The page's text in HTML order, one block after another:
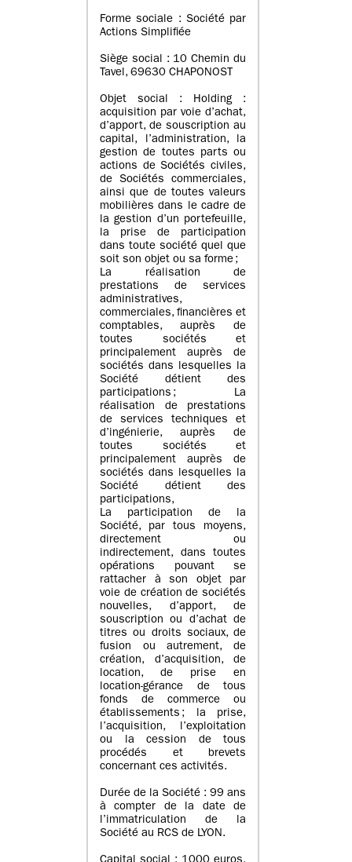
Forme sociale : Société par
Actions Simplifiée
Siège social : 10 Chemin du
Tavel, 69630 CHAPONOST
Objet social : Holding :
acquisition par voie d’achat,
d’apport, de souscription au
capital, l’administration, la
gestion de toutes parts ou
actions de Sociétés civiles,
de Sociétés commerciales,
ainsi que de toutes valeurs
mobilières dans le cadre de
la gestion d’un portefeuille,
la prise de participation
dans toute société quel que
soit son objet ou sa forme ;
La réalisation de
prestations de services
administratives,
commerciales, financières et
comptables, auprès de
toutes sociétés et
principalement auprès de
sociétés dans lesquelles la
Société détient des
participations ; La
réalisation de prestations
de services techniques et
d’ingénierie, auprès de
toutes sociétés et
principalement auprès de
sociétés dans lesquelles la
Société détient des
participations,
La participation de la
Société, par tous moyens,
directement ou
indirectement, dans toutes
opérations pouvant se
rattacher à son objet par
voie de création de sociétés
nouvelles, d’apport, de
souscription ou d’achat de
titres ou droits sociaux, de
fusion ou autrement, de
création, d’acquisition, de
location, de prise en
location-gérance de tous
fonds de commerce ou
établissements ; la prise,
l’acquisition, l’exploitation
ou la cession de tous
procédés et brevets
concernant ces activités.
Durée de la Société : 99 ans
à compter de la date de
l’immatriculation de la
Société au RCS de LYON.